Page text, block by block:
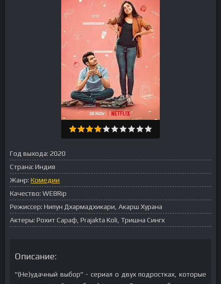
Год выхода: 2020
Страна: Индия
Жанр: Комедии
Качество: WEBRip
Режиссер: Нипун Дхармадхикари, Акарш Хурана
Актеры: Рохит Сараф, Prajakta Koli, Тришна Сингх
Описание:
"(Не)удачный выбор" - сериал о двух подростках, которые